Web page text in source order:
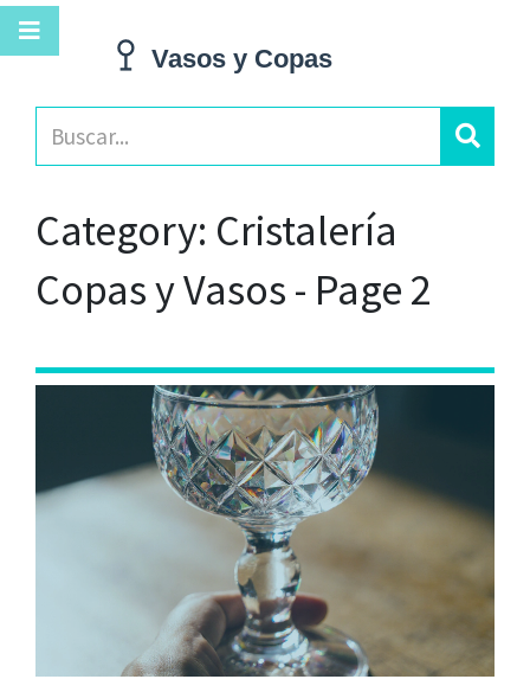
Category: Cristalería
Copas y Vasos - Page 2